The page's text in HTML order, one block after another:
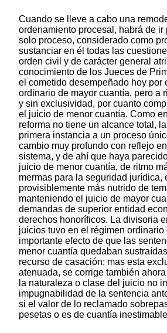
Cuando se lleve a cabo una
ordenamiento procesal, habrá de ir
solo proceso, considerado como
sustanciar en él todas las
orden civil y de carácter general
conocimiento de los Jueces de
el cometido desempeñado hoy por
ordinario de mayor cuantía, pero a
y sin exclusividad, por cuanto
el juicio de menor cuantía. Como
reforma no tiene un alcance total,
primera instancia a un proceso
cambio muy profundo con reflejo
sistema, y de ahí que haya
juicio de menor cuantía, de ritmo
mermas para la seguridad jurídica,
provisiblemente más nutrido de
manteniendo el juicio de mayor
demandas de superior entidad
derechos honoríficos. La divisoria
juicios tuvo en el régimen ordinario
importante efecto de que las
menor cuantía quedaban
recurso de casación; mas esta
atenuada, se corrige también
la naturaleza o clase del juicio no
impugnabilidad de la sentencia
si el valor de lo reclamado
pesetas o es de cuantía